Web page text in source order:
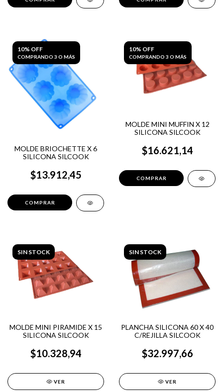
10% OFF
COMPRANDO 3 O MÁS
MOLDE BRIOCHETTE X 6
SILICONA SILCOOK
$13.912,45
10% OFF
COMPRANDO 3 O MÁS
MOLDE MINI MUFFIN X 12
SILICONA SILCOOK
$16.621,14
SIN STOCK
MOLDE MINI PIRAMIDE X 15
SILICONA SILCOOK
$10.328,94
VER
SIN STOCK
PLANCHA SILICONA 60 X 40
C/REJILLA SILCOOK
$32.997,66
VER